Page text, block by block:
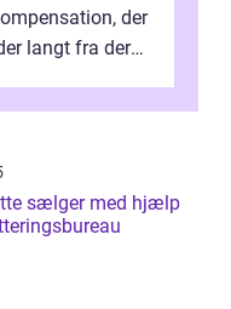
der
langt fra deres
sælger med hjælp